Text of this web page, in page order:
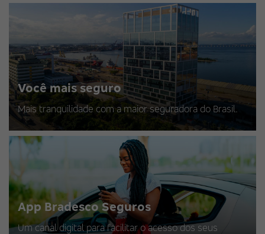
Você mais seguro
Mais tranquilidade com a maior seguradora do Brasil.
App Bradesco Seguros
Um canal digital para facilitar o acesso dos seus